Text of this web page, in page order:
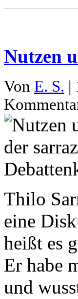
Nutzen
Von E. S. |
Thilo
eine
heißt es
Er habe
und